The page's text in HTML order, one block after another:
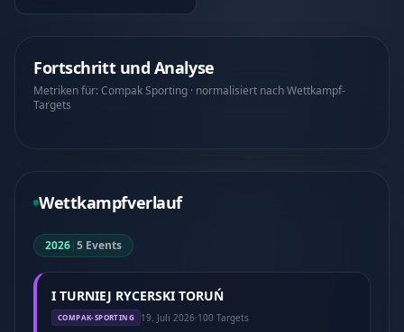
Fortschritt und Analyse
Metriken für: Compak Sporting · normalisiert nach Wettkampf-
Targets
Wettkampfverlauf
2026|5 Events
I TURNIEJ RYCERSKI TORUŃ
COMPAK-SPORTING 19. Juli 2026·100 Targets